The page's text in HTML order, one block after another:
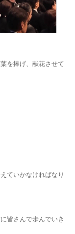
を捧げ、献花させて
ていかなければなり
皆さんで歩んでいき